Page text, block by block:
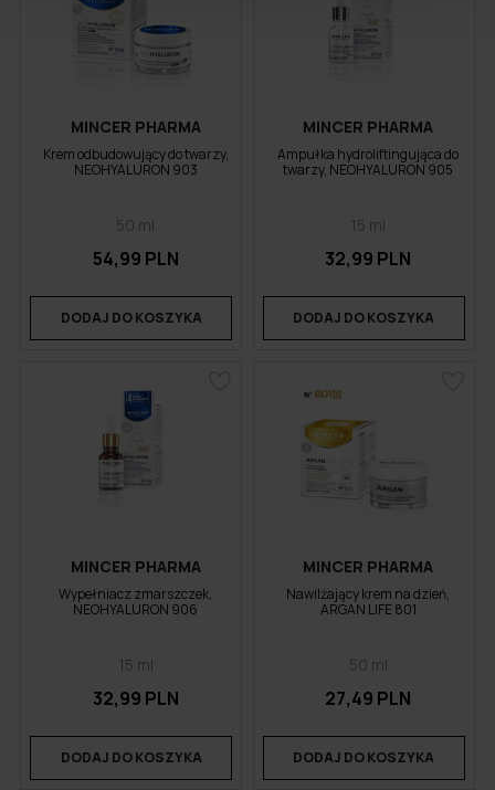
MINCER PHARMA
Krem odbudowujący do twarzy,
NEOHYALURON 903
50 ml
54,99 PLN
DODAJ DO KOSZYKA
MINCER PHARMA
Ampułka hydroliftingująca do
twarzy, NEOHYALURON 905
15 ml
32,99 PLN
DODAJ DO KOSZYKA
MINCER PHARMA
Wypełniacz zmarszczek,
NEOHYALURON 906
15 ml
32,99 PLN
DODAJ DO KOSZYKA
MINCER PHARMA
Nawilżający krem na dzień,
ARGAN LIFE 801
50 ml
27,49 PLN
DODAJ DO KOSZYKA